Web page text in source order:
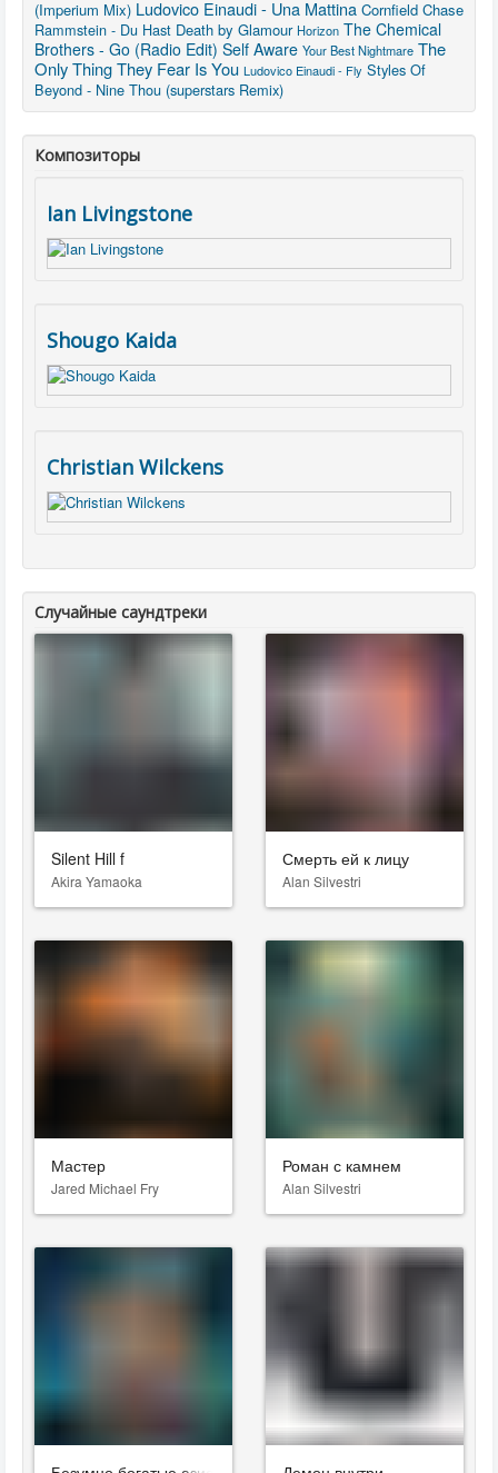
(Imperium Mix) Ludovico Einaudi - Una Mattina Cornfield Chase
Rammstein - Du Hast Death by Glamour Horizon The Chemical
Brothers - Go (Radio Edit) Self Aware Your Best Nightmare The
Only Thing They Fear Is You Ludovico Einaudi - Fly Styles Of
Beyond - Nine Thou (superstars Remix)
Композиторы
Ian Livingstone
Shougo Kaida
Christian Wilckens
Случайные саундтреки
Silent Hill f
Akira Yamaoka
Смерть ей к лицу
Alan Silvestri
Мастер
Jared Michael Fry
Роман с камнем
Alan Silvestri